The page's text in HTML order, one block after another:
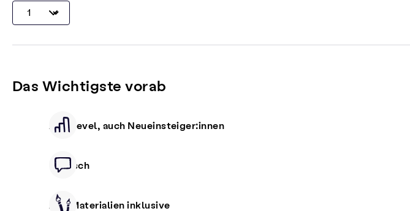
Das Wichtigste vorab
Alle Level, auch Neueinsteiger:innen
Deutsch
Alle Materialien inklusive